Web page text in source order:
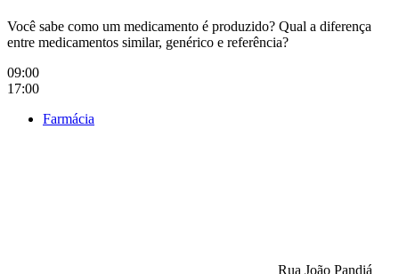
Você sabe como um medicamento é produzido? Qual a diferença
entre medicamentos similar, genérico e referência?
09:00
17:00
Farmácia
Rua João Pandiá